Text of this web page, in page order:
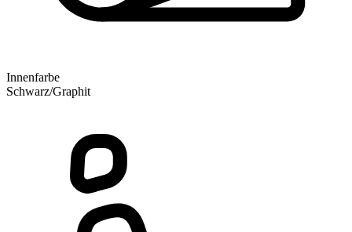
Innenfarbe
Schwarz/Graphit